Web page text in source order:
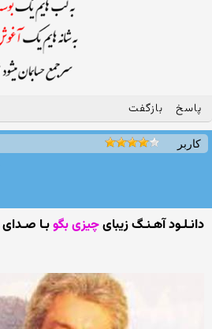
پاسخ بازگفت
کاربر
دانـلـود آهـنـگ زیبایچیزی بگوبـا صـدای